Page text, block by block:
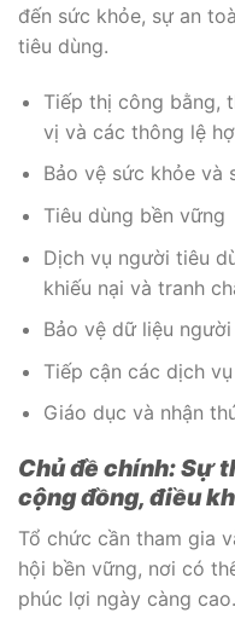
đến sức khỏe, sự an
tiêu dùng.
Tiếp thị công bằng,
vị và các thông lệ
Bảo vệ sức khỏe và
Tiêu dùng bền vững
Dịch vụ người tiêu
khiếu nại và tranh
Bảo vệ dữ liệu
Tiếp cận các dịch
Giáo dục và nhận
Chủ đề chính: Sự
cộng đồng, điều
Tổ chức cần tham gia
hội bền vững, nơi có
phúc lợi ngày càng cao.